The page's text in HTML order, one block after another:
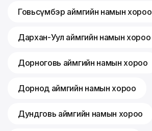
Говьсүмбэр аймгийн намын хороо
Дархан-Уул аймгийн намын хороо
Дорноговь аймгийн намын хороо
Дорнод аймгийн намын хороо
Дундговь аймгийн намын хороо